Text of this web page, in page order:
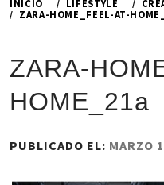
INICIO LIFESTYLE
ZARA-HOME_FEEL-AT-
ZARA-
HOME_21a
PUBLICADO EL: MARZO